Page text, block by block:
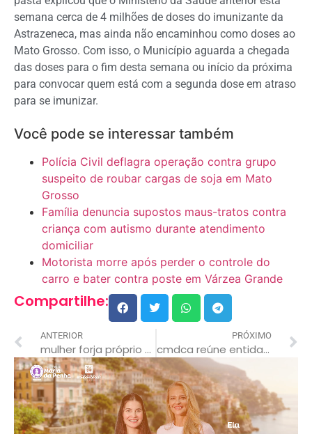
semana cerca de 4 milhões de doses do imunizante da
Astrazeneca, mas ainda não encaminhou como doses ao
Mato Grosso. Com isso, o Município aguarda a chegada
das doses para o fim desta semana ou início da próxima
para convocar quem está com a segunda dose em atraso
para se imunizar.
Você pode se interessar também
Polícia Civil deflagra operação contra grupo
suspeito de roubar cargas de soja em Mato
Grosso
Família denuncia supostos maus-tratos contra
criança com autismo durante atendimento
domiciliar
Motorista morre após perder o controle do
carro e bater contra poste em Várzea Grande
Compartilhe:
ANTERIOR
mulher forja próprio sequestro, mas é presa com três homens dentro de motel
PRÓXIMO
cmdca reúne entidades para seleção de projetos com direito a financiamentos do fundo municipal